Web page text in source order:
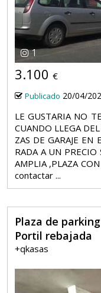
1
3.100 €
Publicado 20/04/
LE GUSTARIA NO
CUANDO LLEGA
ZAS DE GARAJE EN
RADA A UN PRECIO
AMPLIA ,PLAZA
contactar ...
Plaza de
Portil rebajada
+qkasas